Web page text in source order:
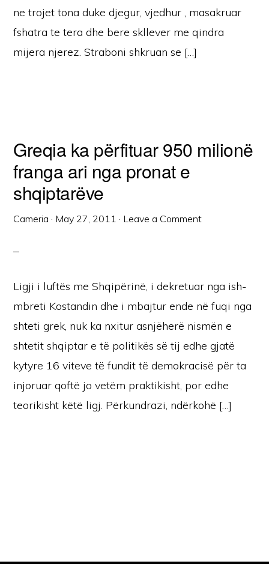
ne trojet tona duke djegur, vjedhur , masakruar
fshatra te tera dhe bere skllever me qindra
mijera njerez. Straboni shkruan se […]
Greqia ka përfituar 950 milionë
franga ari nga pronat e
shqiptarëve
Cameria · May 27, 2011 · Leave a Comment
Ligji i luftës me Shqipërinë, i dekretuar nga ish-
mbreti Kostandin dhe i mbajtur ende në fuqi nga
shteti grek, nuk ka nxitur asnjëherë nismën e
shtetit shqiptar e të politikës së tij edhe gjatë
kytyre 16 viteve të fundit të demokracisë për ta
injoruar qoftë jo vetëm praktikisht, por edhe
teorikisht këtë ligj. Përkundrazi, ndërkohë […]